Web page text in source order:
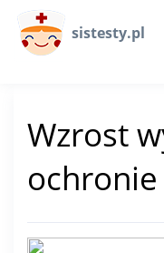
sistesty.pl
Wzrost